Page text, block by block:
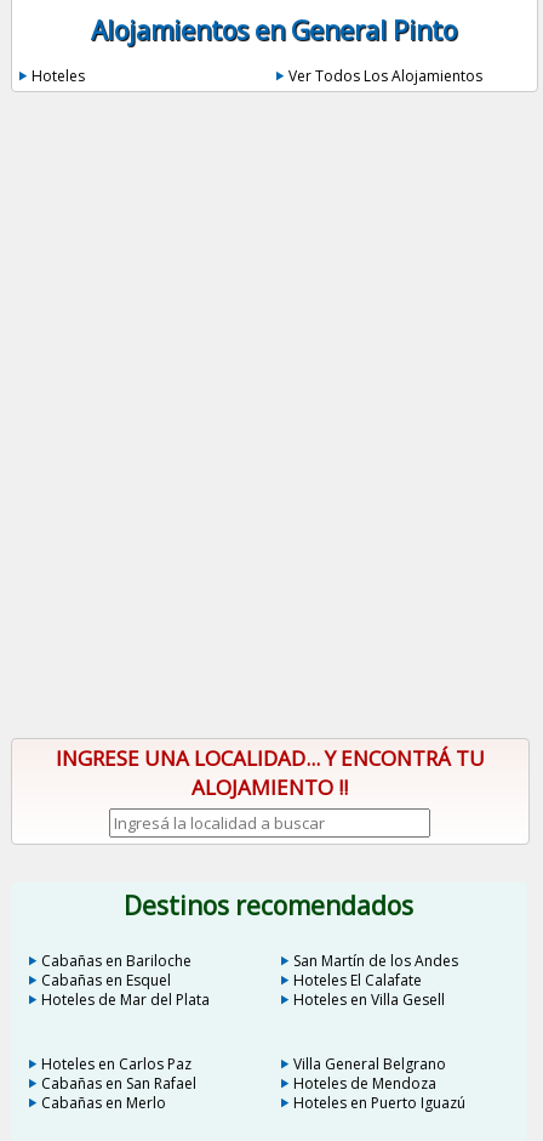
Alojamientos en General Pinto
Hoteles Ver Todos Los Alojamientos
INGRESE UNA LOCALIDAD... Y ENCONTRÁ TU
ALOJAMIENTO !!
Destinos recomendados
Cabañas en Bariloche
San Martín de los Andes
Cabañas en Esquel
Hoteles El Calafate
Hoteles de Mar del Plata
Hoteles en Villa Gesell
Hoteles en Carlos Paz
Villa General Belgrano
Cabañas en San Rafael
Hoteles de Mendoza
Cabañas en Merlo
Hoteles en Puerto Iguazú